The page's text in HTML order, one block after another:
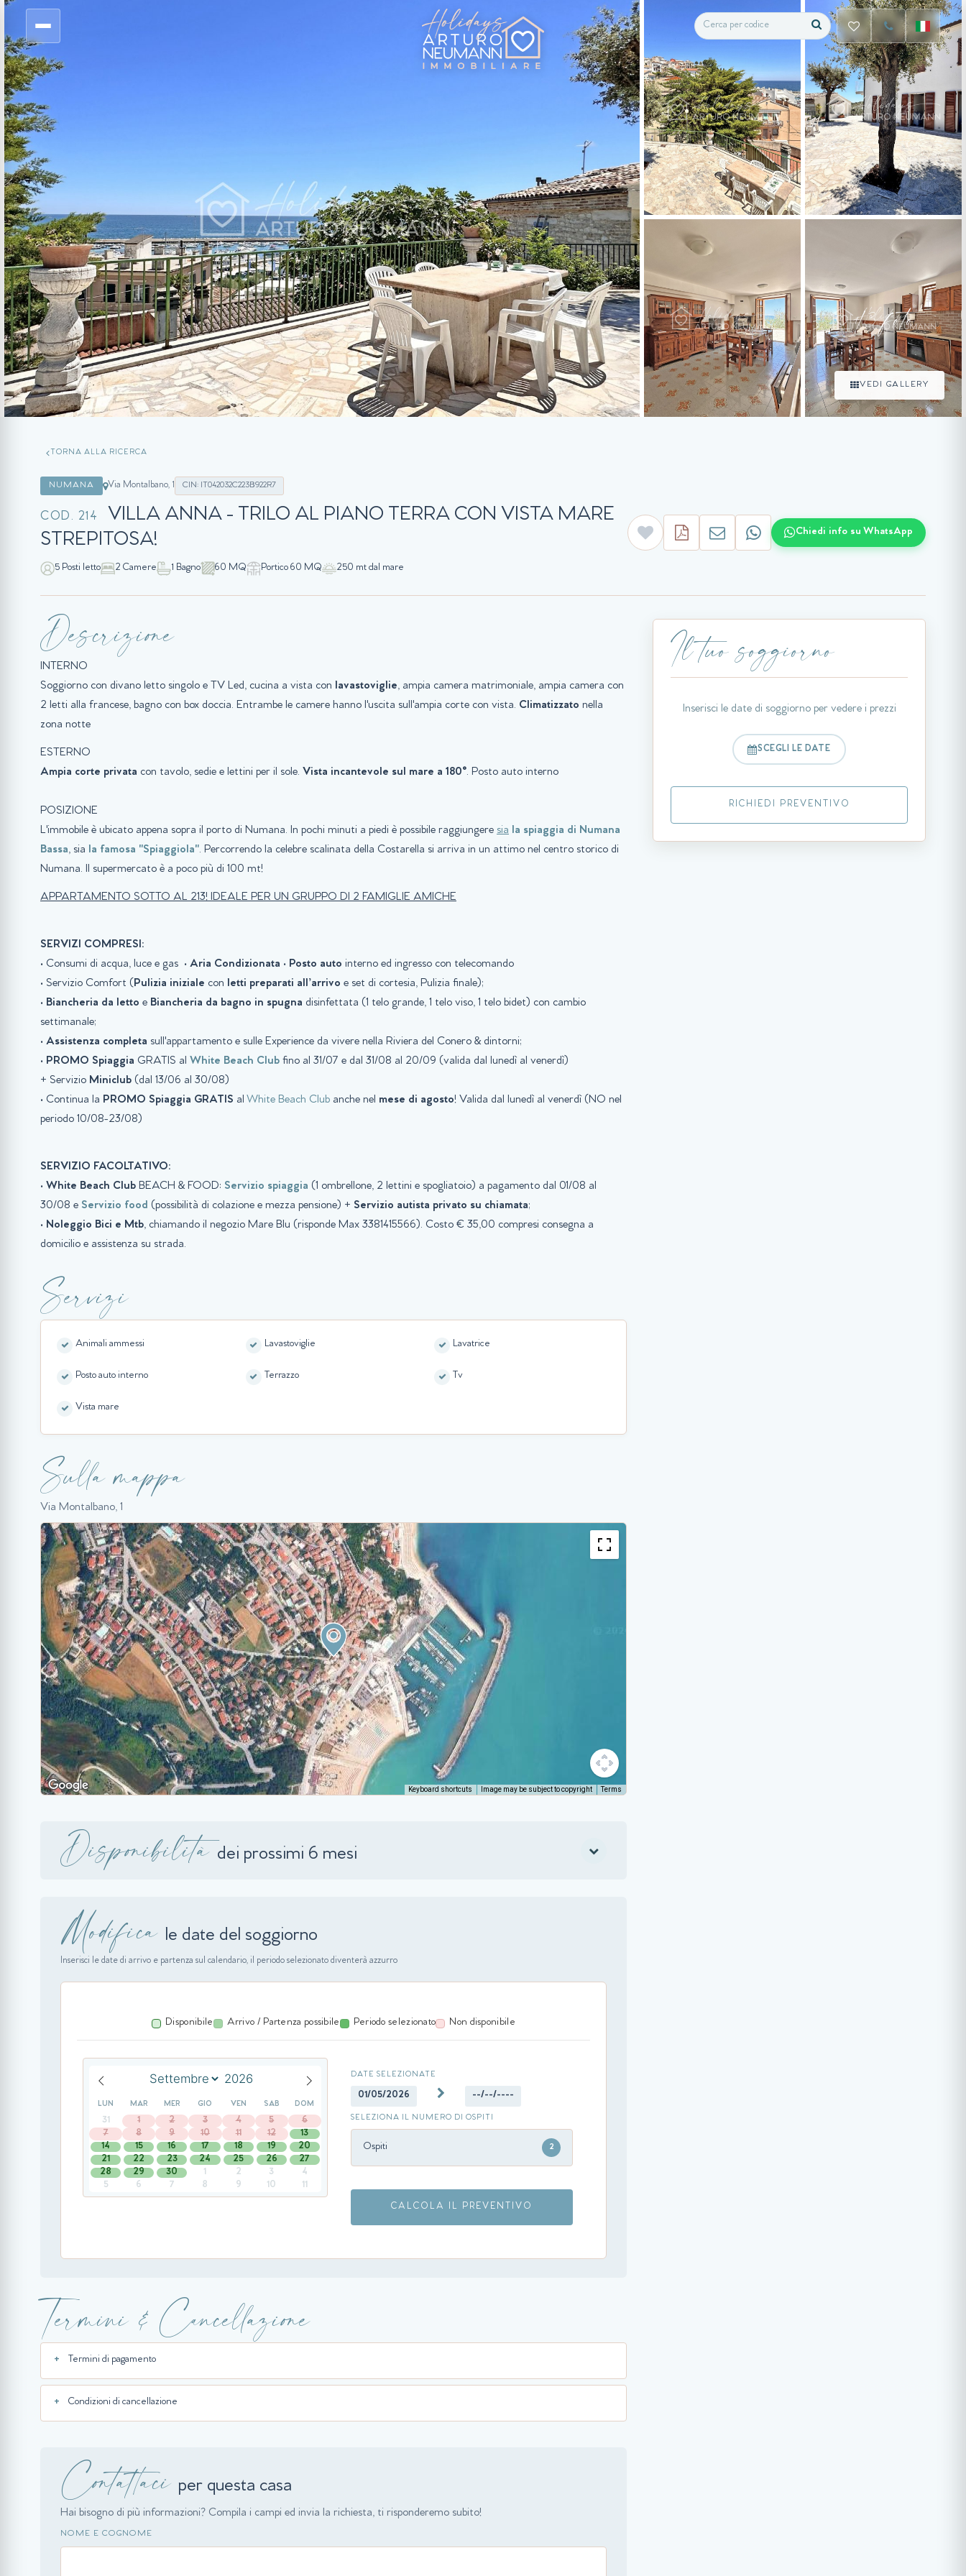
+13 foto
VEDI GALLERY
TORNA ALLA RICERCA
NUMANA Via Montalbano, 1 CIN: IT042032C223B922R7
COD. 214
VILLA ANNA - TRILO AL PIANO TERRA CON VISTA MARE
STREPITOSA!
Chiedi info su WhatsApp
5 Posti letto 2 Camere 1 Bagno 60 MQ Portico 60 MQ 250 mt dal mare
Descrizione
INTERNO
Soggiorno con divano letto singolo e TV Led, cucina a vista con lavastoviglie, ampia camera matrimoniale, ampia camera con
2 letti alla francese, bagno con box doccia. Entrambe le camere hanno l'uscita sull'ampia corte con vista. Climatizzato nella
zona notte
ESTERNO
Ampia corte privata con tavolo, sedie e lettini per il sole. Vista incantevole sul mare a 180°. Posto auto interno
POSIZIONE
L'immobile è ubicato appena sopra il porto di Numana. In pochi minuti a piedi è possibile raggiungere sia la spiaggia di Numana
Bassa, sia la famosa "Spiaggiola". Percorrendo la celebre scalinata della Costarella si arriva in un attimo nel centro storico di
Numana. Il supermercato è a poco più di 100 mt!
APPARTAMENTO SOTTO AL 213! IDEALE PER UN GRUPPO DI 2 FAMIGLIE AMICHE
SERVIZI COMPRESI:
• Consumi di acqua, luce e gas • Aria Condizionata • Posto auto interno ed ingresso con telecomando
• Servizio Comfort (Pulizia iniziale con letti preparati all’arrivo e set di cortesia, Pulizia finale);
• Biancheria da letto e Biancheria da bagno in spugna disinfettata (1 telo grande, 1 telo viso, 1 telo bidet) con cambio
settimanale;
• Assistenza completa sull'appartamento e sulle Experience da vivere nella Riviera del Conero & dintorni;
• PROMO Spiaggia GRATIS al White Beach Club fino al 31/07 e dal 31/08 al 20/09 (valida dal lunedì al venerdì)
+ Servizio Miniclub (dal 13/06 al 30/08)
• Continua la PROMO Spiaggia GRATIS al White Beach Club anche nel mese di agosto! Valida dal lunedì al venerdì (NO nel
periodo 10/08-23/08)
SERVIZIO FACOLTATIVO:
• White Beach Club BEACH & FOOD: Servizio spiaggia (1 ombrellone, 2 lettini e spogliatoio) a pagamento dal 01/08 al
30/08 e Servizio food (possibilità di colazione e mezza pensione) + Servizio autista privato su chiamata;
• Noleggio Bici e Mtb, chiamando il negozio Mare Blu (risponde Max 3381415566). Costo € 35,00 compresi consegna a
domicilio e assistenza su strada.
Servizi
Animali ammessi Lavastoviglie Lavatrice
Posto auto interno Terrazzo Tv
Vista mare
Sulla mappa
Via Montalbano, 1
Keyboard shortcuts Image may be subject to copyright Terms
Disponibilità dei prossimi 6 mesi
Modifica le date del soggiorno
Inserisci le date di arrivo e partenza sul calendario, il periodo selezionato diventerà azzurro
Disponibile Arrivo / Partenza possibile Periodo selezionato Non disponibile
LUN MAR MER GIO VEN SAB DOM
31 1 2 3 4 5
6
7
8 9 10 11 12
13
14
15 16 17 18 19
20
21
22 23 24 25 26
27
28
29 30 1 2 3
4
5
6 7 8 9 10 11
DATE SELEZIONATE
01/05/2026 --/--/----
SELEZIONA IL NUMERO DI OSPITI
Ospiti 2
CALCOLA IL PREVENTIVO
Termini & Cancellazione
Termini di pagamento
Condizioni di cancellazione
Contattaci per questa casa
Hai bisogno di più informazioni? Compila i campi ed invia la richiesta, ti risponderemo subito!
NOME E COGNOME
Il tuo soggiorno
Inserisci le date di soggiorno per vedere i prezzi
SCEGLI LE DATE
RICHIEDI PREVENTIVO